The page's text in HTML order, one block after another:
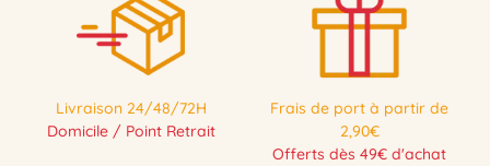
Livraison 24/48/72H
Domicile / Point Retrait
Frais de port à partir de
2,90€
Offerts dès 49€ d'achat